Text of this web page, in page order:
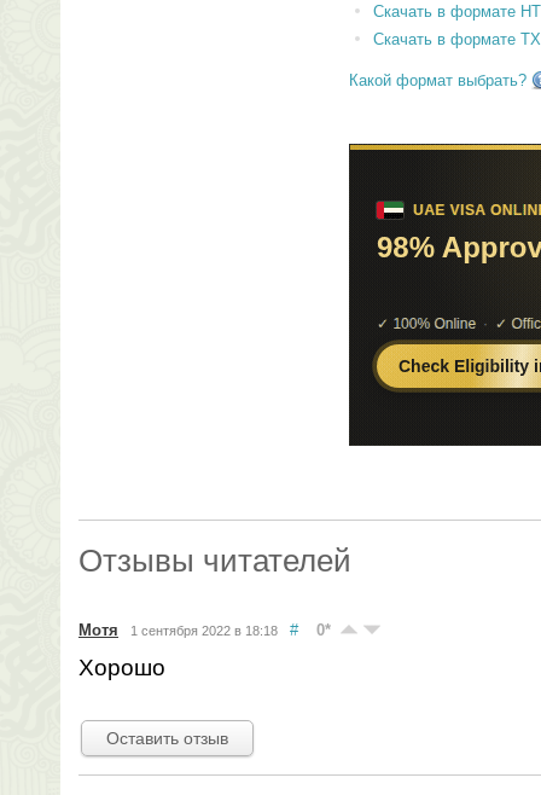
Скачать в формате
Скачать в формате
Какой формат выбрать?
Отзывы читателей
Мотя 1 сентября 2022 в 18:18 # 0*
Хорошо
Оставить отзыв